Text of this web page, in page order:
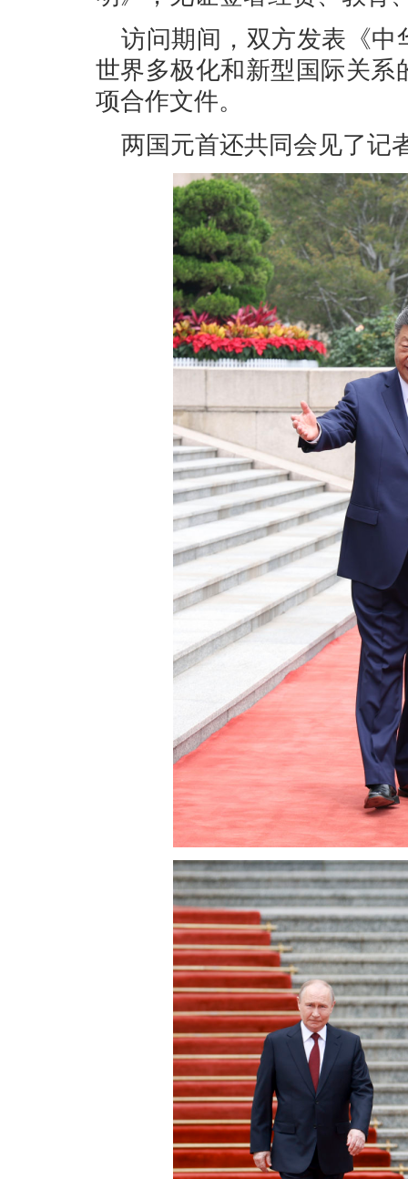
访问期间，双方发表《中
世界多极化和新型国际关系
项合作文件。
两国元首还共同会见了记